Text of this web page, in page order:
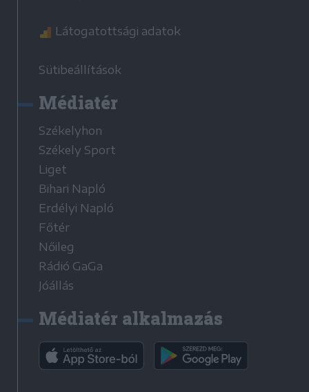
Látogatottsági adatok
Sütibeállítások
Médiatér
Székelyhon
Székely Sport
Liget
Bihari Napló
Erdélyi Napló
Főtér
Nőileg
Rádió GaGa
Jóállás
Médiatér alkalmazás